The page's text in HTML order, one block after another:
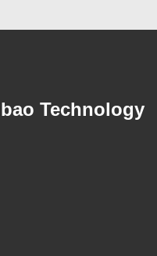
Technology